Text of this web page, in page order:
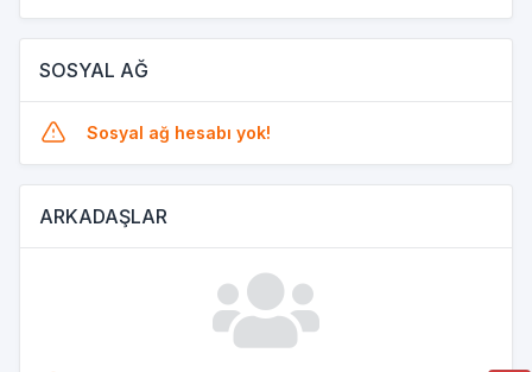
SOSYAL AĞ
Sosyal ağ hesabı yok!
ARKADAŞLAR